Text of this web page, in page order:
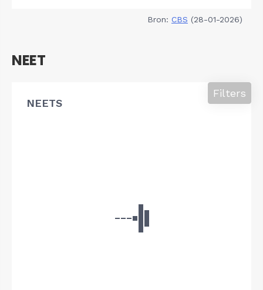
Bron: CBS (28-01-2026)
NEET
NEETS
Filters